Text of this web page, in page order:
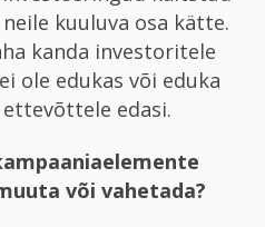
kuuluva osa kätte.
kanda investoritele
ole edukas või eduka
edasi.
või vahetada?